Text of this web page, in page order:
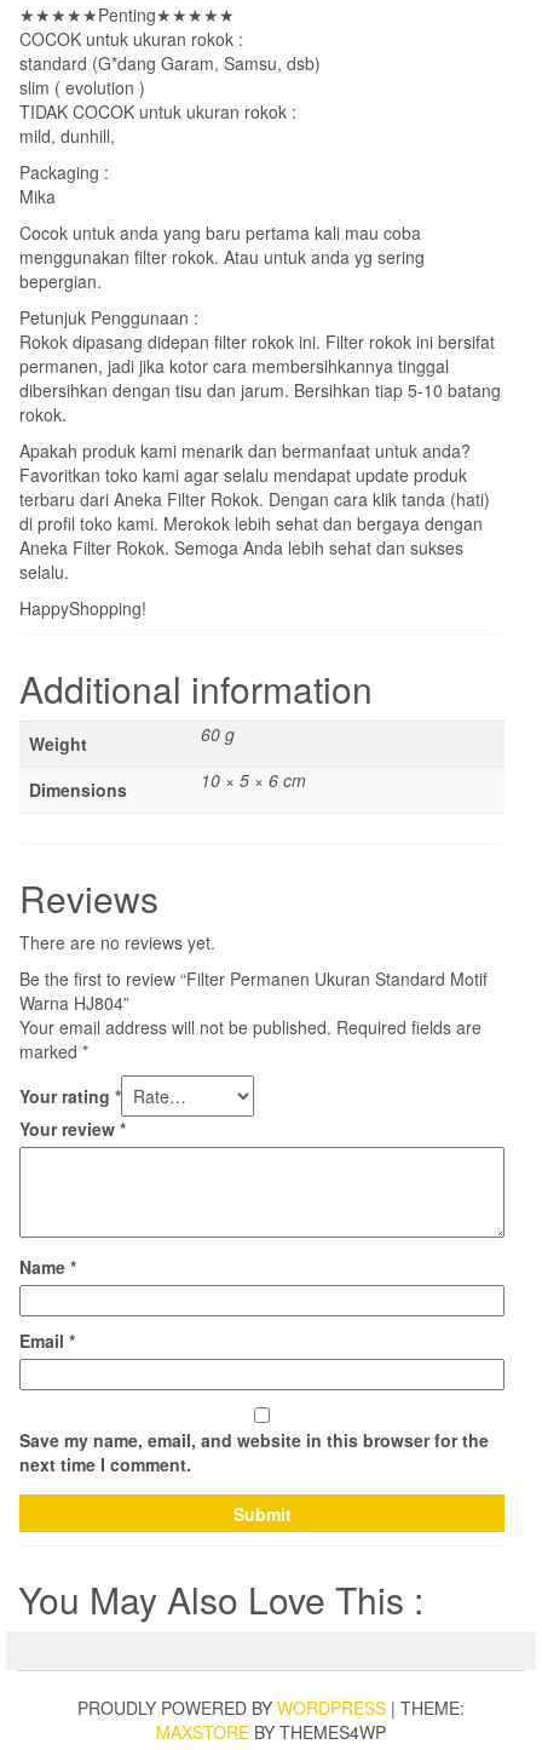
★★★★★Penting★★★★★
COCOK untuk ukuran rokok :
standard (G*dang Garam, Samsu, dsb)
slim ( evolution )
TIDAK COCOK untuk ukuran rokok :
mild, dunhill,
Packaging :
Mika
Cocok untuk anda yang baru pertama kali mau coba
menggunakan filter rokok. Atau untuk anda yg sering
bepergian.
Petunjuk Penggunaan :
Rokok dipasang didepan filter rokok ini. Filter rokok ini bersifat
permanen, jadi jika kotor cara membersihkannya tinggal
dibersihkan dengan tisu dan jarum. Bersihkan tiap 5-10 batang
rokok.
Apakah produk kami menarik dan bermanfaat untuk anda?
Favoritkan toko kami agar selalu mendapat update produk
terbaru dari Aneka Filter Rokok. Dengan cara klik tanda (hati)
di profil toko kami. Merokok lebih sehat dan bergaya dengan
Aneka Filter Rokok. Semoga Anda lebih sehat dan sukses
selalu.
HappyShopping!
Additional information
Weight 60 g
Dimensions 10 × 5 × 6 cm
Reviews
There are no reviews yet.
Be the first to review “Filter Permanen Ukuran Standard Motif
Warna HJ804”
Your email address will not be published. Required fields are
marked *
Your rating *
Your review *
Name *
Email *
Save my name, email, and website in this browser for the
next time I comment.
You May Also Love This :
PROUDLY POWERED BY WORDPRESS | THEME:
MAXSTORE BY THEMES4WP